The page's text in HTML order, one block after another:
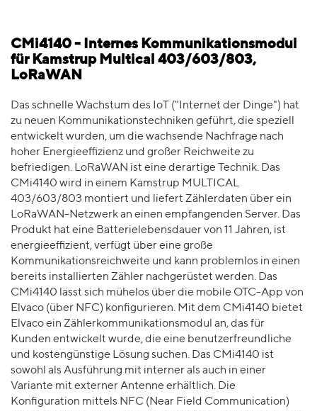
CMi4140 - Internes Kommunikationsmodul
für Kamstrup Multical 403/603/803,
LoRaWAN
Das schnelle Wachstum des IoT ("Internet der Dinge") hat
zu neuen Kommunikationstechniken geführt, die speziell
entwickelt wurden, um die wachsende Nachfrage nach
hoher Energieeffizienz und großer Reichweite zu
befriedigen. LoRaWAN ist eine derartige Technik. Das
CMi4140 wird in einem Kamstrup MULTICAL
403/603/803 montiert und liefert Zählerdaten über ein
LoRaWAN-Netzwerk an einen empfangenden Server. Das
Produkt hat eine Batterielebensdauer von 11 Jahren, ist
energieeffizient, verfügt über eine große
Kommunikationsreichweite und kann problemlos in einen
bereits installierten Zähler nachgerüstet werden. Das
CMi4140 lässt sich mühelos über die mobile OTC-App von
Elvaco (über NFC) konfigurieren. Mit dem CMi4140 bietet
Elvaco ein Zählerkommunikationsmodul an, das für
Kunden entwickelt wurde, die eine benutzerfreundliche
und kostengünstige Lösung suchen. Das CMi4140 ist
sowohl als Ausführung mit interner als auch in einer
Variante mit externer Antenne erhältlich. Die
Konfiguration mittels NFC (Near Field Communication)